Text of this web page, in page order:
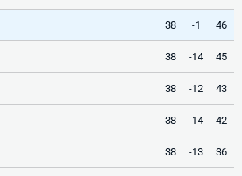
38 -1 46
38 -14 45
38 -12 43
38 -14 42
38 -13 36